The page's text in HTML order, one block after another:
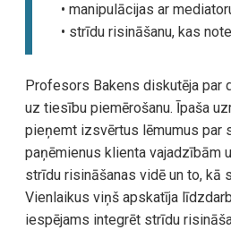
• manipulācijas ar
• strīdu risināšanu, kas
Profesors Bakens diskutēja par
uz tiesību piemērošanu. Īpaša
pieņemt izsvērtus lēmumus par
paņēmienus klienta vajadzībām
strīdu risināšanas vidē un to, kā
Vienlaikus viņš apskatīja
iespējams integrēt strīdu